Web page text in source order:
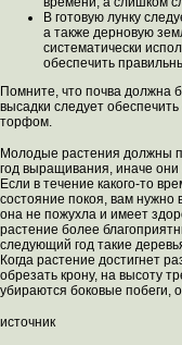
В готовую лунку
а также дерновую
систематически
обеспечить
Помните, что почва должна
высадки следует
торфом.
Молодые растения должны
год выращивания, иначе они
Если в течение какого-то
состояние покоя, вам нужно
она не пожухла и имеет
растение более
следующий год такие
Когда растение достигнет
обрезать крону, на высоту
убираются боковые побеги,
источник